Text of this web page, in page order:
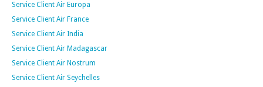
Service Client Air Europa
Service Client Air France
Service Client Air India
Service Client Air Madagascar
Service Client Air Nostrum
Service Client Air Seychelles